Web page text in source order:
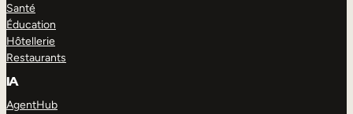
Santé
Éducation
Hôtellerie
Restaurants
IA
AgentHub